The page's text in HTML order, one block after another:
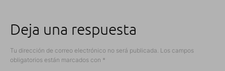
Deja una respuesta
Tu dirección de correo electrónico no será publicada. Los campos
obligatorios están marcados con *